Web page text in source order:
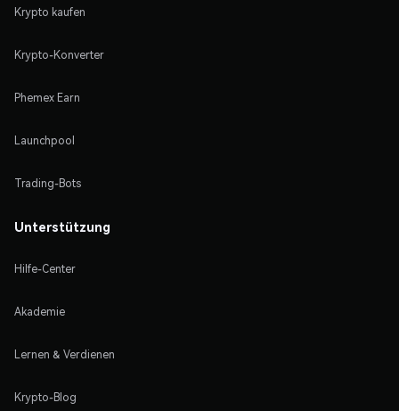
Krypto kaufen
Krypto-Konverter
Phemex Earn
Launchpool
Trading-Bots
Unterstützung
Hilfe-Center
Akademie
Lernen & Verdienen
Krypto-Blog